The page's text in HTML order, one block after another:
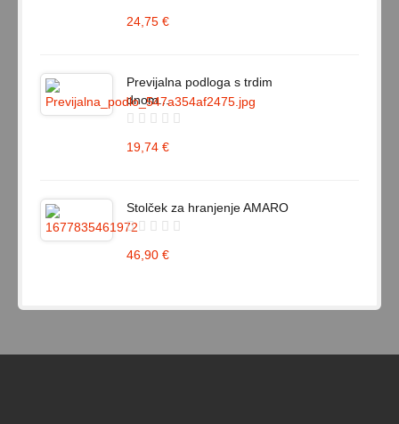
24,75 €
Previjalna podloga s trdim
dnom...
19,74 €
Stolček za hranjenje AMARO
46,90 €